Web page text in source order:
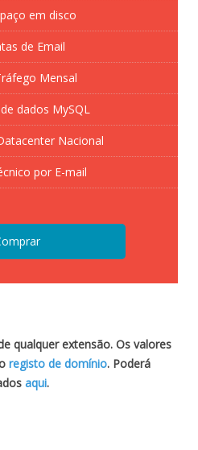
em disco
de Email
Mensal
dados MySQL
Nacional
por E-mail
qualquer extensão. Os valores
registo de domínio. Poderá
aqui.